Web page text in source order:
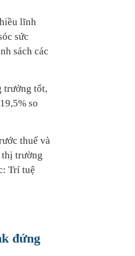
lĩnh
sức
sách các
trưởng tốt,
so
thuế và
thị trường
Trí tuệ
đứng